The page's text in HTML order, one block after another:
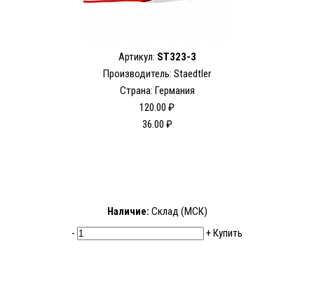
Артикул: ST323-3
Производитель: Staedtler
Страна: Германия
120.00 ₽
36.00 ₽
Наличие: Склад (МСК)
-
+Купить